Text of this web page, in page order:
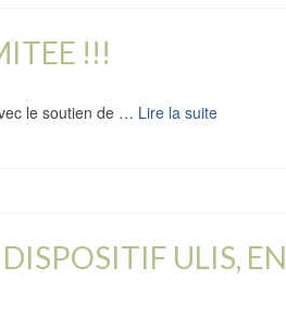
!!!
le soutien de … Lire la suite
ULIS, EN